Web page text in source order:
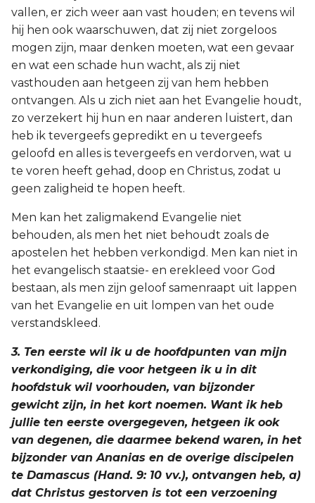
vallen, er zich weer aan vast houden; en tevens wil
hij hen ook waarschuwen, dat zij niet zorgeloos
mogen zijn, maar denken moeten, wat een gevaar
en wat een schade hun wacht, als zij niet
vasthouden aan hetgeen zij van hem hebben
ontvangen. Als u zich niet aan het Evangelie houdt,
zo verzekert hij hun en naar anderen luistert, dan
heb ik tevergeefs gepredikt en u tevergeefs
geloofd en alles is tevergeefs en verdorven, wat u
te voren heeft gehad, doop en Christus, zodat u
geen zaligheid te hopen heeft.
Men kan het zaligmakend Evangelie niet
behouden, als men het niet behoudt zoals de
apostelen het hebben verkondigd. Men kan niet in
het evangelisch staatsie- en erekleed voor God
bestaan, als men zijn geloof samenraapt uit lappen
van het Evangelie en uit lompen van het oude
verstandskleed.
3. Ten eerste wil ik u de hoofdpunten van mijn
verkondiging, die voor hetgeen ik u in dit
hoofdstuk wil voorhouden, van bijzonder
gewicht zijn, in het kort noemen. Want ik heb
jullie ten eerste overgegeven, hetgeen ik ook
van degenen, die daarmee bekend waren, in het
bijzonder van Ananias en de overige discipelen
te Damascus (Hand. 9: 10 vv.), ontvangen heb, a)
dat Christus gestorven is tot een verzoening